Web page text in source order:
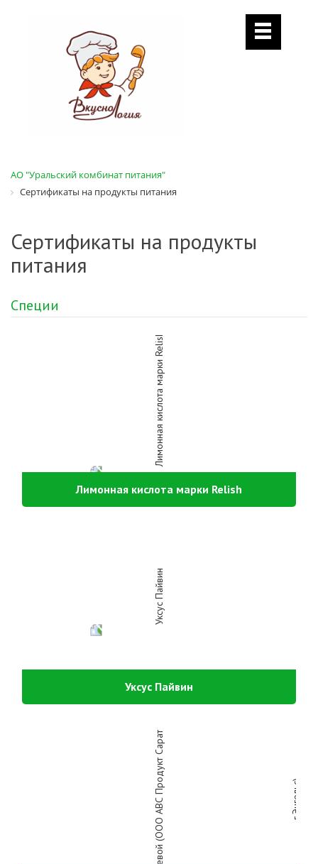
АО "Уральский комбинат питания"
Сертификаты на продукты питания
Сертификаты на продукты
питания
Специи
Лимонная кислота марки Relish
Уксус Пайвин